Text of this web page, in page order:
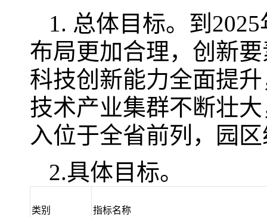
1. 总体目标。到
布局更加合理，创新
科技创新能力全面提
技术产业集群不断壮
入位于全省前列，园
2.具体目标。
类别 指标名称